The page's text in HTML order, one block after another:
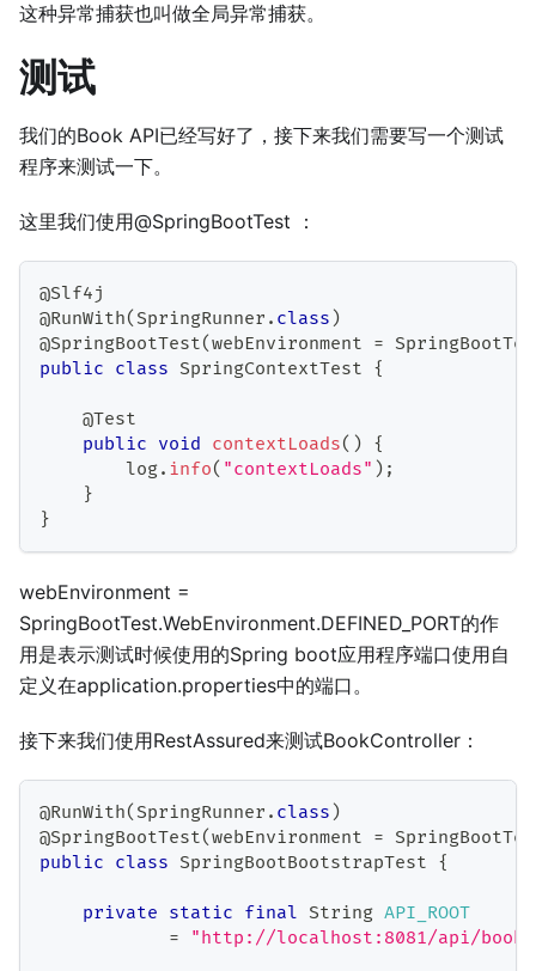
这种异常捕获也叫做全局异常捕获。
测试
我们的Book API已经写好了，接下来我们需要写一个测试
程序来测试一下。
这里我们使用@SpringBootTest ：
@Slf4j
@RunWith( SpringRunner . class )
@SpringBootTest(webEnvironment =
public class SpringContextTest {
@Test
public void contextLoads( ) {
        log
. info( "contextLoads" ) ;
}
}
webEnvironment =
SpringBootTest.WebEnvironment.DEFINED_PORT的作
用是表示测试时候使用的Spring boot应用程序端口使用自
定义在application.properties中的端口。
接下来我们使用RestAssured来测试BookController：
@RunWith( SpringRunner . class )
@SpringBootTest(webEnvironment =
public class SpringBootBootstrapTest {
private static final String API_ROOT
=
"http://localhost:8081/api/